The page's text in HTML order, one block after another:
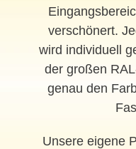
verschönert.
wird individuell
der großen
genau den
Unsere eigene